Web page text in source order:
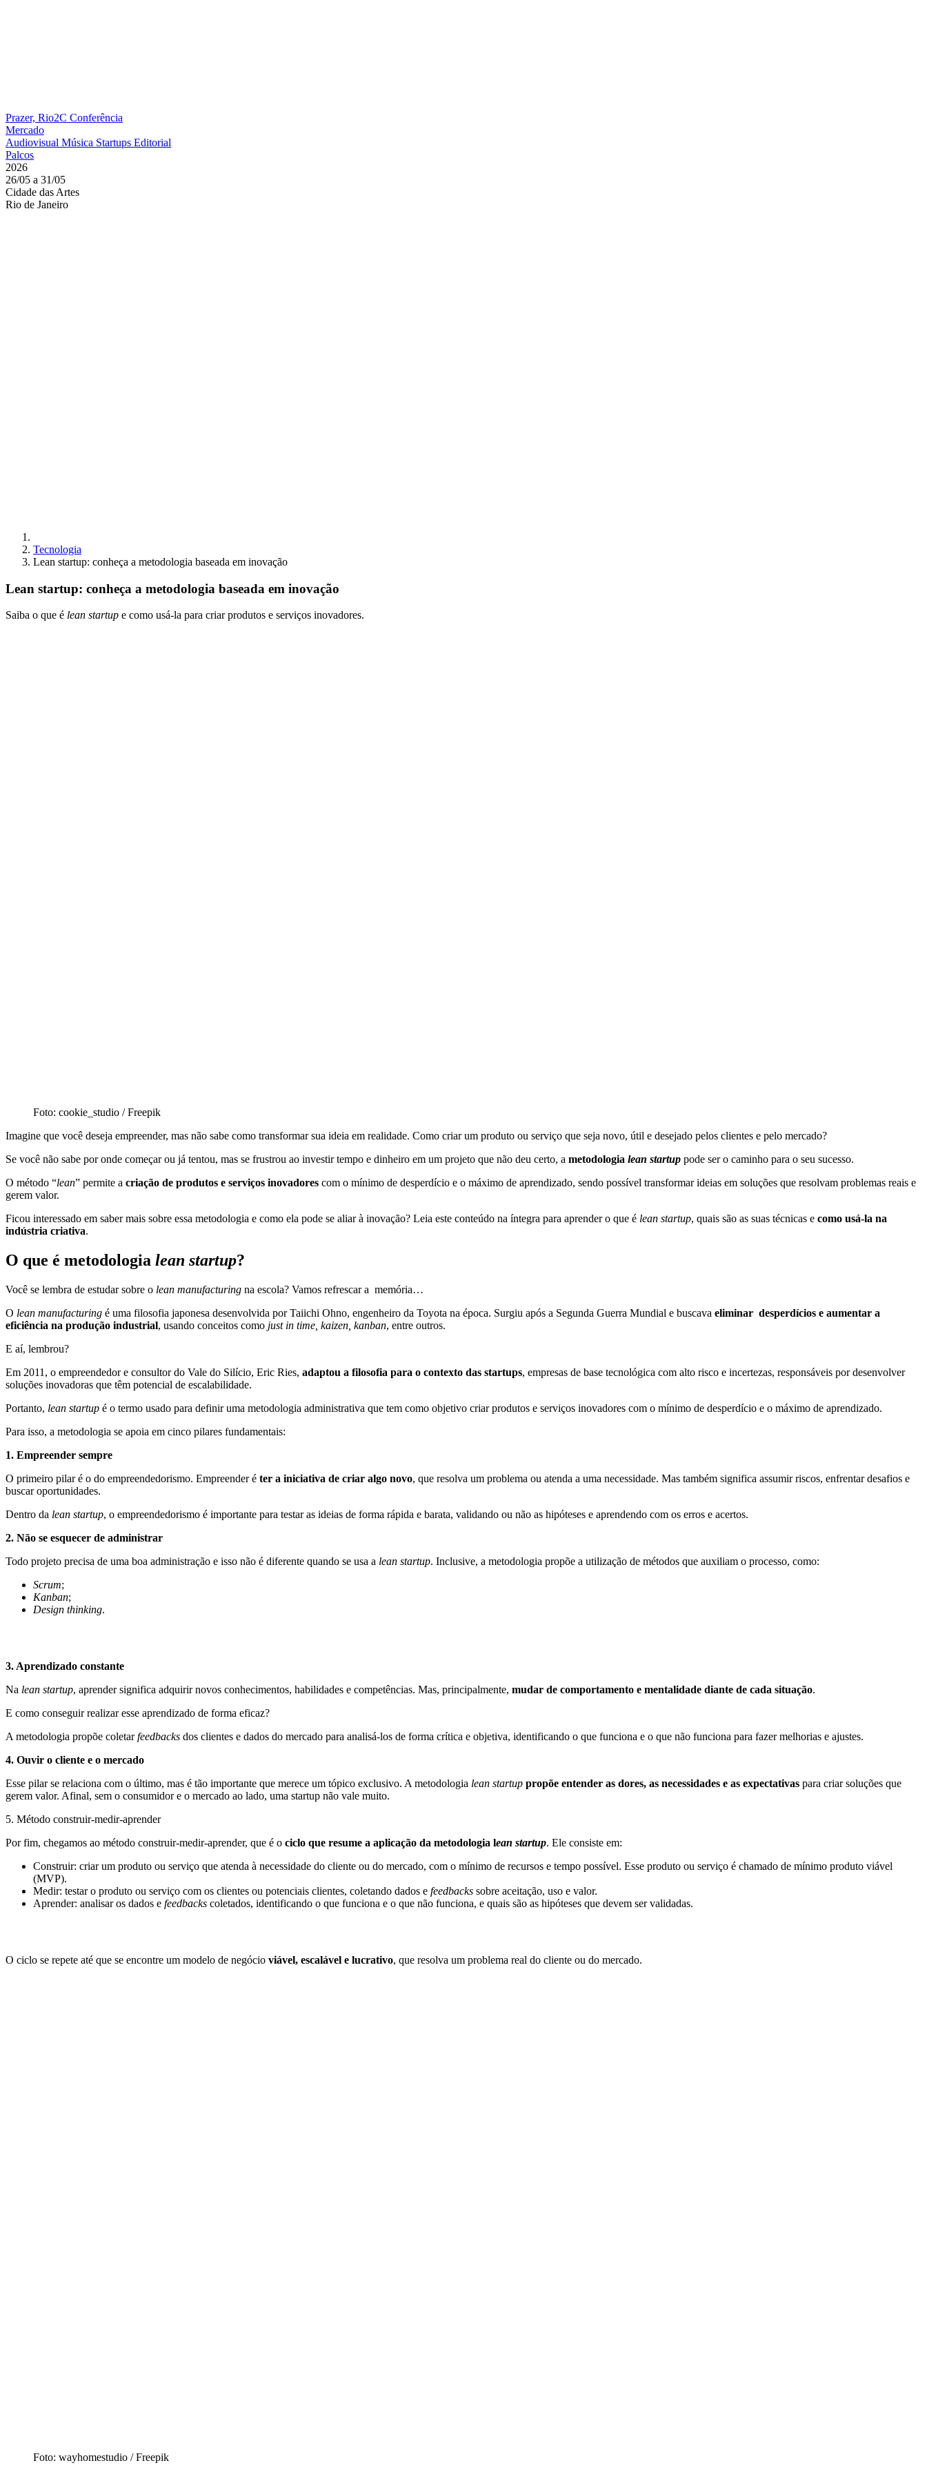
Prazer, Rio2C Conferência
Mercado
Audiovisual Música Startups Editorial
Palcos
2026
26/05 a 31/05
Cidade das Artes
Rio de Janeiro
Tecnologia
Lean startup: conheça a metodologia baseada em inovação
Lean startup: conheça a metodologia baseada em inovação
Saiba o que é lean startup e como usá-la para criar produtos e serviços inovadores.
Foto: cookie_studio / Freepik
Imagine que você deseja empreender, mas não sabe como transformar sua ideia em realidade. Como criar um produto ou serviço que seja novo, útil e desejado pelos clientes e pelo mercado?
Se você não sabe por onde começar ou já tentou, mas se frustrou ao investir tempo e dinheiro em um projeto que não deu certo, a metodologia lean startup pode ser o caminho para o seu sucesso.
O método “lean” permite a criação de produtos e serviços inovadores com o mínimo de desperdício e o máximo de aprendizado, sendo possível transformar ideias em soluções que resolvam problemas reais e
gerem valor.
Ficou interessado em saber mais sobre essa metodologia e como ela pode se aliar à inovação? Leia este conteúdo na íntegra para aprender o que é lean startup, quais são as suas técnicas e como usá-la na
indústria criativa.
O que é metodologia lean startup?
Você se lembra de estudar sobre o lean manufacturing na escola? Vamos refrescar a memória…
O lean manufacturing é uma filosofia japonesa desenvolvida por Taiichi Ohno, engenheiro da Toyota na época. Surgiu após a Segunda Guerra Mundial e buscava eliminar desperdícios e aumentar a
eficiência na produção industrial, usando conceitos como just in time, kaizen, kanban, entre outros.
E aí, lembrou?
Em 2011, o empreendedor e consultor do Vale do Silício, Eric Ries, adaptou a filosofia para o contexto das startups, empresas de base tecnológica com alto risco e incertezas, responsáveis por desenvolver
soluções inovadoras que têm potencial de escalabilidade.
Portanto, lean startup é o termo usado para definir uma metodologia administrativa que tem como objetivo criar produtos e serviços inovadores com o mínimo de desperdício e o máximo de aprendizado.
Para isso, a metodologia se apoia em cinco pilares fundamentais:
1. Empreender sempre
O primeiro pilar é o do empreendedorismo. Empreender é ter a iniciativa de criar algo novo, que resolva um problema ou atenda a uma necessidade. Mas também significa assumir riscos, enfrentar desafios e
buscar oportunidades.
Dentro da lean startup, o empreendedorismo é importante para testar as ideias de forma rápida e barata, validando ou não as hipóteses e aprendendo com os erros e acertos.
2. Não se esquecer de administrar
Todo projeto precisa de uma boa administração e isso não é diferente quando se usa a lean startup. Inclusive, a metodologia propõe a utilização de métodos que auxiliam o processo, como:
Scrum;
Kanban;
Design thinking.
3. Aprendizado constante
Na lean startup, aprender significa adquirir novos conhecimentos, habilidades e competências. Mas, principalmente, mudar de comportamento e mentalidade diante de cada situação.
E como conseguir realizar esse aprendizado de forma eficaz?
A metodologia propõe coletarfeedbacks dos clientes e dados do mercado para analisá-los de forma crítica e objetiva, identificando o que funciona e o que não funciona para fazer melhorias e ajustes.
4. Ouvir o cliente e o mercado
Esse pilar se relaciona com o último, mas é tão importante que merece um tópico exclusivo. A metodologia lean startup propõe entender as dores, as necessidades e as expectativas para criar soluções que
gerem valor. Afinal, sem o consumidor e o mercado ao lado, uma startup não vale muito.
5. Método construir-medir-aprender
Por fim, chegamos ao método construir-medir-aprender, que é o ciclo que resume a aplicação da metodologia lean startup. Ele consiste em:
Construir: criar um produto ou serviço que atenda à necessidade do cliente ou do mercado, com o mínimo de recursos e tempo possível. Esse produto ou serviço é chamado de mínimo produto viável
(MVP).
Medir: testar o produto ou serviço com os clientes ou potenciais clientes, coletando dados e feedbacks sobre aceitação, uso e valor.
Aprender: analisar os dados e feedbacks coletados, identificando o que funciona e o que não funciona, e quais são as hipóteses que devem ser validadas.
O ciclo se repete até que se encontre um modelo de negócio viável, escalável e lucrativo, que resolva um problema real do cliente ou do mercado.
Foto: wayhomestudio / Freepik